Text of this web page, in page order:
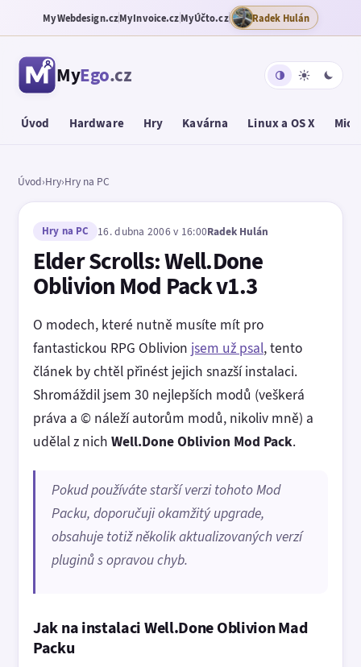
MyWebdesign.czMyInvoice.czMyÚčto.cz Radek Hulán
MyEgo.cz
Úvod Hardware Hry Kavárna Linux a OS X
Úvod›Hry›Hry na PC
Hry na PC 16. dubna 2006 v 16:00Radek Hulán
Elder Scrolls: Well.Done
Oblivion Mod Pack v1.3
O modech, které nutně musíte mít pro
fantastickou RPG Oblivion jsem už psal, tento
článek by chtěl přinést jejich snazší instalaci.
Shromáždil jsem 30 nejlepších modů (veškerá
práva a © náleží autorům modů, nikoliv mně) a
udělal z nich Well.Done Oblivion Mod Pack.
Pokud používáte starší verzi tohoto Mod
Packu, doporučuji okamžitý upgrade,
obsahuje totiž několik aktualizovaných verzí
pluginů s opravou chyb.
Jak na instalaci Well.Done Oblivion Mad
Packu